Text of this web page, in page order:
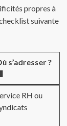
propres à
suivante
s’adresser ?
RH ou